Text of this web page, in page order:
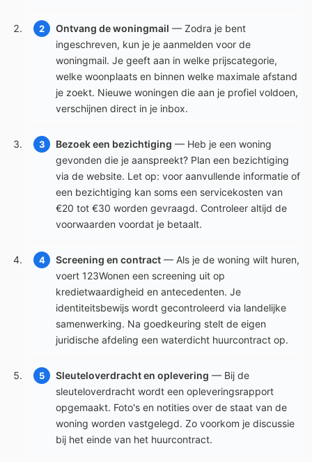
Ontvang de woningmail — Zodra je bent
ingeschreven, kun je je aanmelden voor de
woningmail. Je geeft aan in welke prijscategorie,
welke woonplaats en binnen welke maximale afstand
je zoekt. Nieuwe woningen die aan je profiel voldoen,
verschijnen direct in je inbox.
Bezoek een bezichtiging — Heb je een woning
gevonden die je aanspreekt? Plan een bezichtiging
via de website. Let op: voor aanvullende informatie of
een bezichtiging kan soms een servicekosten van
€20 tot €30 worden gevraagd. Controleer altijd de
voorwaarden voordat je betaalt.
Screening en contract — Als je de woning wilt huren,
voert 123Wonen een screening uit op
kredietwaardigheid en antecedenten. Je
identiteitsbewijs wordt gecontroleerd via landelijke
samenwerking. Na goedkeuring stelt de eigen
juridische afdeling een waterdicht huurcontract op.
Sleuteloverdracht en oplevering — Bij de
sleuteloverdracht wordt een opleveringsrapport
opgemaakt. Foto's en notities over de staat van de
woning worden vastgelegd. Zo voorkom je discussie
bij het einde van het huurcontract.